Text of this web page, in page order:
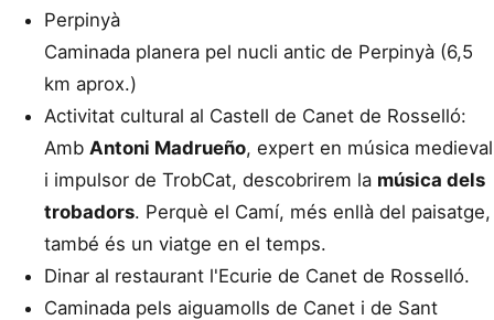
Perpinyà
Caminada planera pel nucli antic de Perpinyà (6,5
km aprox.)
Activitat cultural al Castell de Canet de Rosselló:
Amb Antoni Madrueño, expert en música medieval
i impulsor de TrobCat, descobrirem la música dels
trobadors. Perquè el Camí, més enllà del paisatge,
també és un viatge en el temps.
Dinar al restaurant l'Ecurie de Canet de Rosselló.
Caminada pels aiguamolls de Canet i de Sant